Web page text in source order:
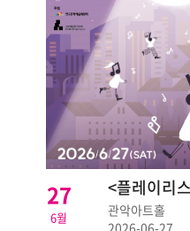
27
6월
<플레이리
관악아트홀
2026-06-27